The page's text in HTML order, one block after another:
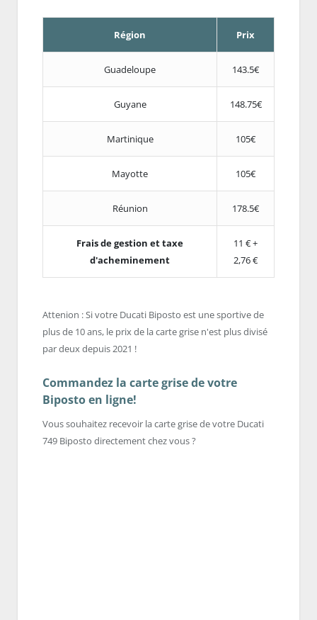
Région Prix
Guadeloupe 143.5€
Guyane 148.75€
Martinique 105€
Mayotte 105€
Réunion 178.5€
Frais de gestion et taxe
d'acheminement
11 € +
2,76 €
Attenion : Si votre Ducati Biposto est une sportive de
plus de 10 ans, le prix de la carte grise n'est plus divisé
par deux depuis 2021 !
Commandez la carte grise de votre
Biposto en ligne!
Vous souhaitez recevoir la carte grise de votre Ducati
749 Biposto directement chez vous ?